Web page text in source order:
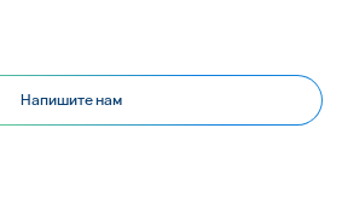
Напишите нам